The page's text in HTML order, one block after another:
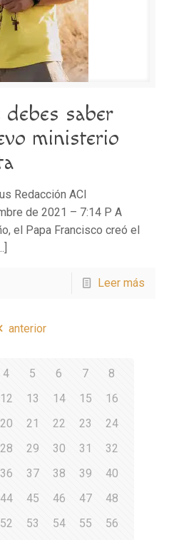
saber
ministerio
Redacción ACI
de 2021 – 7:14 P A
el Papa Francisco creó el
Leer más
anterior
4 5 6 7
8
12 13 14 15
16
20 21 22 23
24
28 29 30 31
32
36 37 38 39
40
44 45 46 47
48
52 53 54 55
56